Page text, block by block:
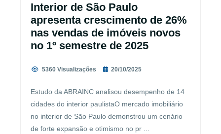
Interior de São Paulo
apresenta crescimento de 26%
nas vendas de imóveis novos
no 1º semestre de 2025
5360 Visualizações 20/10/2025
Estudo da ABRAINC analisou desempenho de 14
cidades do interior paulistaO mercado imobiliário
no interior de São Paulo demonstrou um cenário
de forte expansão e otimismo no pr ...